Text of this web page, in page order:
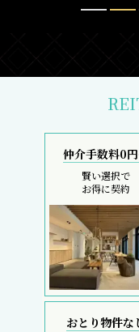
仲介手数料0
賢い選択で
お得に契約
おとり物件な